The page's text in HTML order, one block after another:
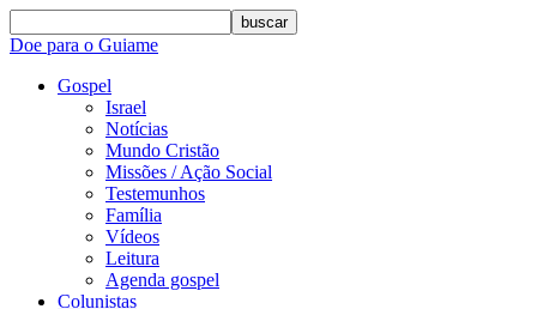
buscar
Doe para o Guiame
Gospel
Israel
Notícias
Mundo Cristão
Missões / Ação Social
Testemunhos
Família
Vídeos
Leitura
Agenda gospel
Colunistas